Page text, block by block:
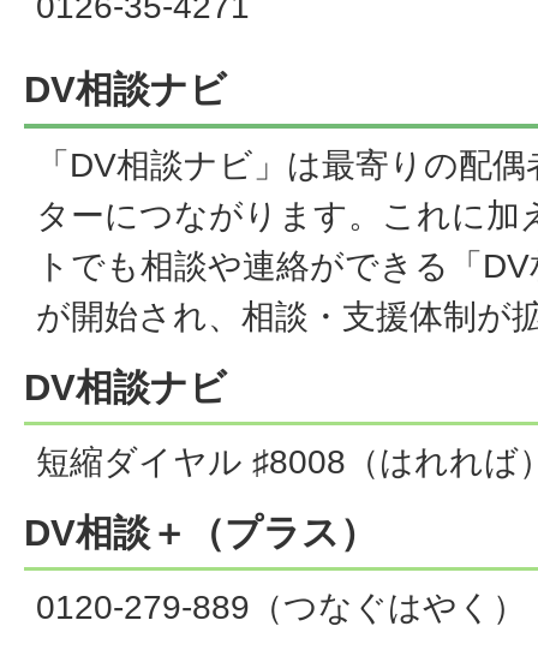
DV相談ナビ
「DV相談ナビ」は最寄りの配
ターにつながります。これに加
トでも相談や連絡ができる「
が開始され、相談・支援体制が
DV相談ナビ
短縮ダイヤル ♯8008（はれれば
DV相談＋（プラス）
0120-279-889（つなぐはやく）